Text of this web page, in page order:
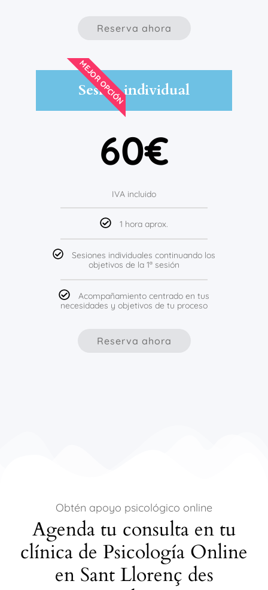
Reserva ahora
MEJOR OPCIÓN
Sesión individual
60€
IVA incluido
1 hora aprox.
Sesiones individuales continuando los
objetivos de la 1ª sesión
Acompañamiento centrado en tus
necesidades y objetivos de tu proceso
Reserva ahora
Obtén apoyo psicológico online
Agenda tu consulta en tu
clínica de Psicología Online
en Sant Llorenç des